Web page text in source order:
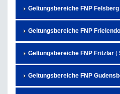
Geltungsbereiche FNP Felsberg
Geltungsbereiche FNP
Geltungsbereiche FNP Fritzlar (
Geltungsbereiche FNP